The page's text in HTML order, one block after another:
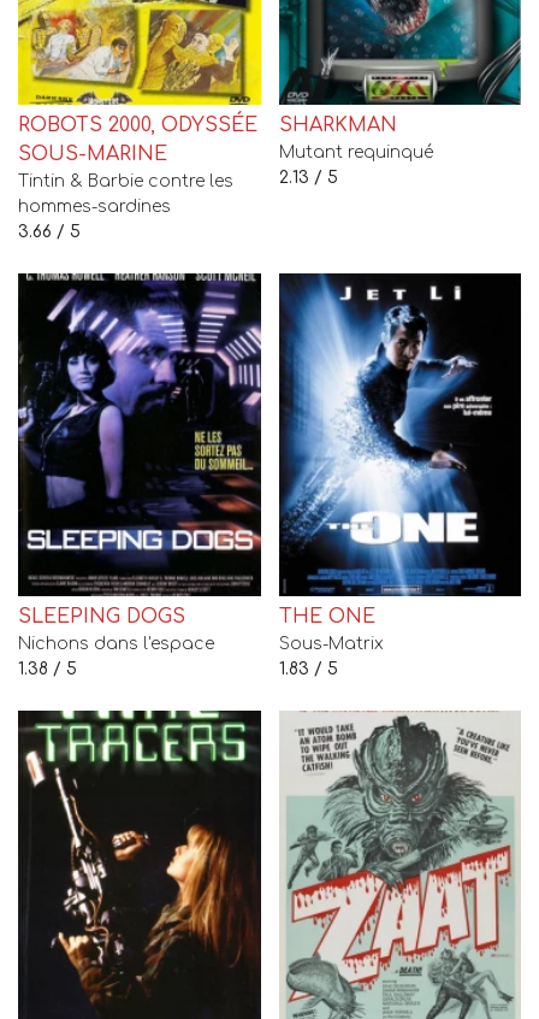
ROBOTS 2000, ODYSSÉE
SOUS-MARINE
Tintin & Barbie contre les
hommes-sardines
3.66 / 5
SHARKMAN
Mutant requinqué
2.13 / 5
SLEEPING DOGS
Nichons dans l'espace
1.38 / 5
THE ONE
Sous-Matrix
1.83 / 5